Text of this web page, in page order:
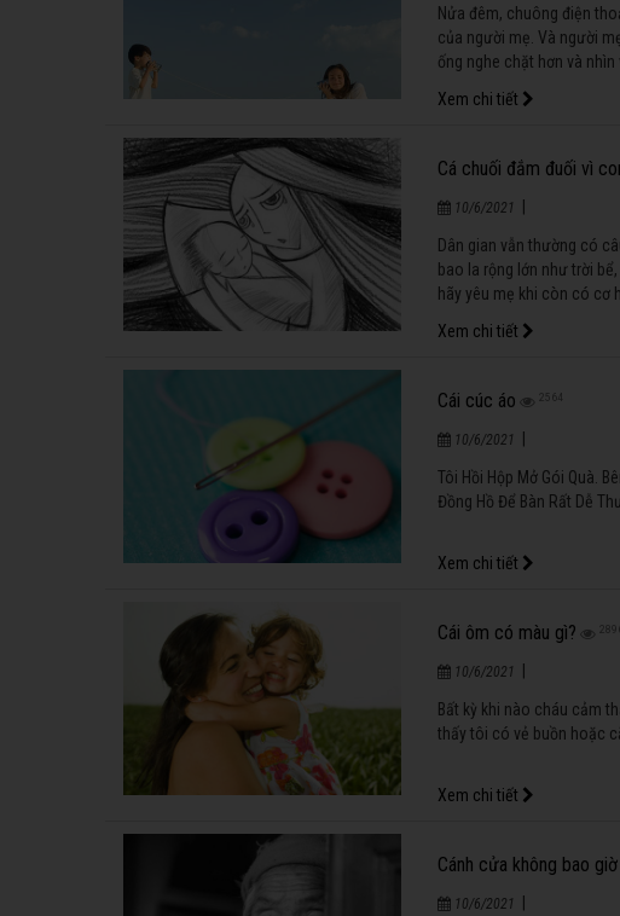
Nửa đêm, chuông điện
của người mẹ. Và người
ống nghe chặt hơn và
Xem chi tiết
Cá chuối đắm đuối vì
10/6/2021
Dân gian vẫn thường có
bao la rộng lớn như trời
hãy yêu mẹ khi còn có cơ
Xem chi tiết
Cái cúc áo 2564
10/6/2021
Tôi Hồi Hộp Mở Gói Quà.
Đồng Hồ Để Bàn Rất Dễ
Xem chi tiết
Cái ôm có màu gì? 2896
10/6/2021
Bất kỳ khi nào cháu cảm
thấy tôi có vẻ buồn hoặc
Xem chi tiết
Cánh cửa không bao
10/6/2021